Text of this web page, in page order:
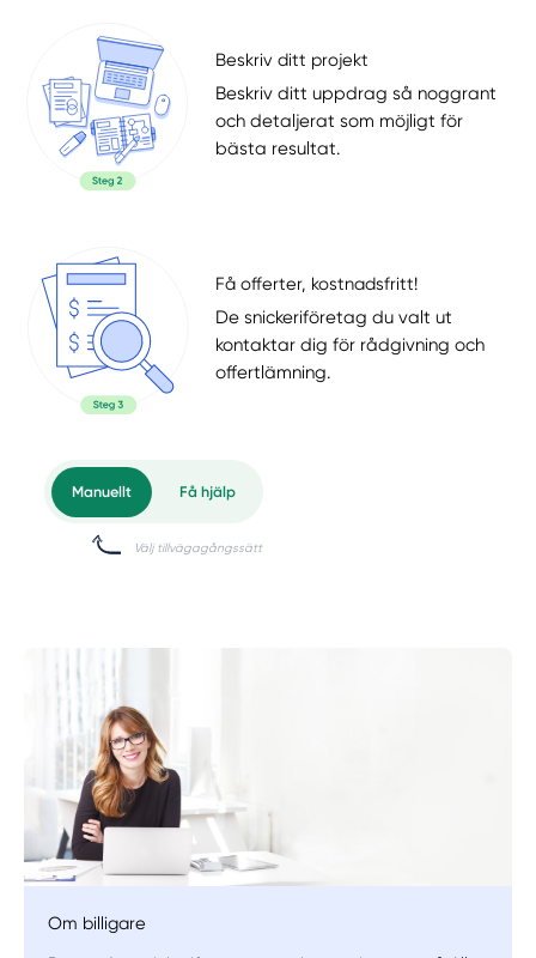
Beskriv ditt projekt
Beskriv ditt uppdrag så noggrant
och detaljerat som möjligt för
bästa resultat.
Få offerter, kostnadsfritt!
De snickeriföretag du valt ut
kontaktar dig för rådgivning och
offertlämning.
Om billigare